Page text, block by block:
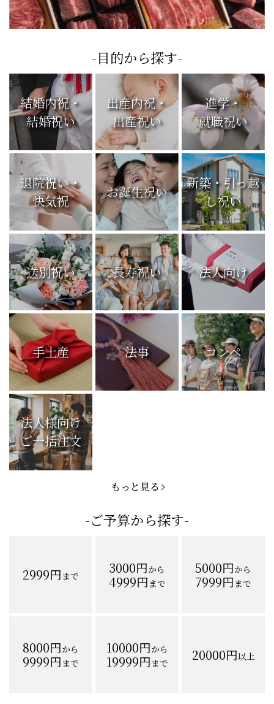
-目的から探す-
結婚内祝・
結婚祝い
出産内祝・
出産祝い
進学・
就職祝い
退院祝い・
快気祝
お誕生祝い
新築・引っ越
し祝い
送別祝い 長寿祝い 法人向け
手土産 法事 コンペ
法人様向け
ご一括注文
もっと見る
-ご予算から探す-
2999円まで 3000円から
4999円まで
5000円から
7999円まで
8000円から
9999円まで
10000円から
19999円まで 20000円以上